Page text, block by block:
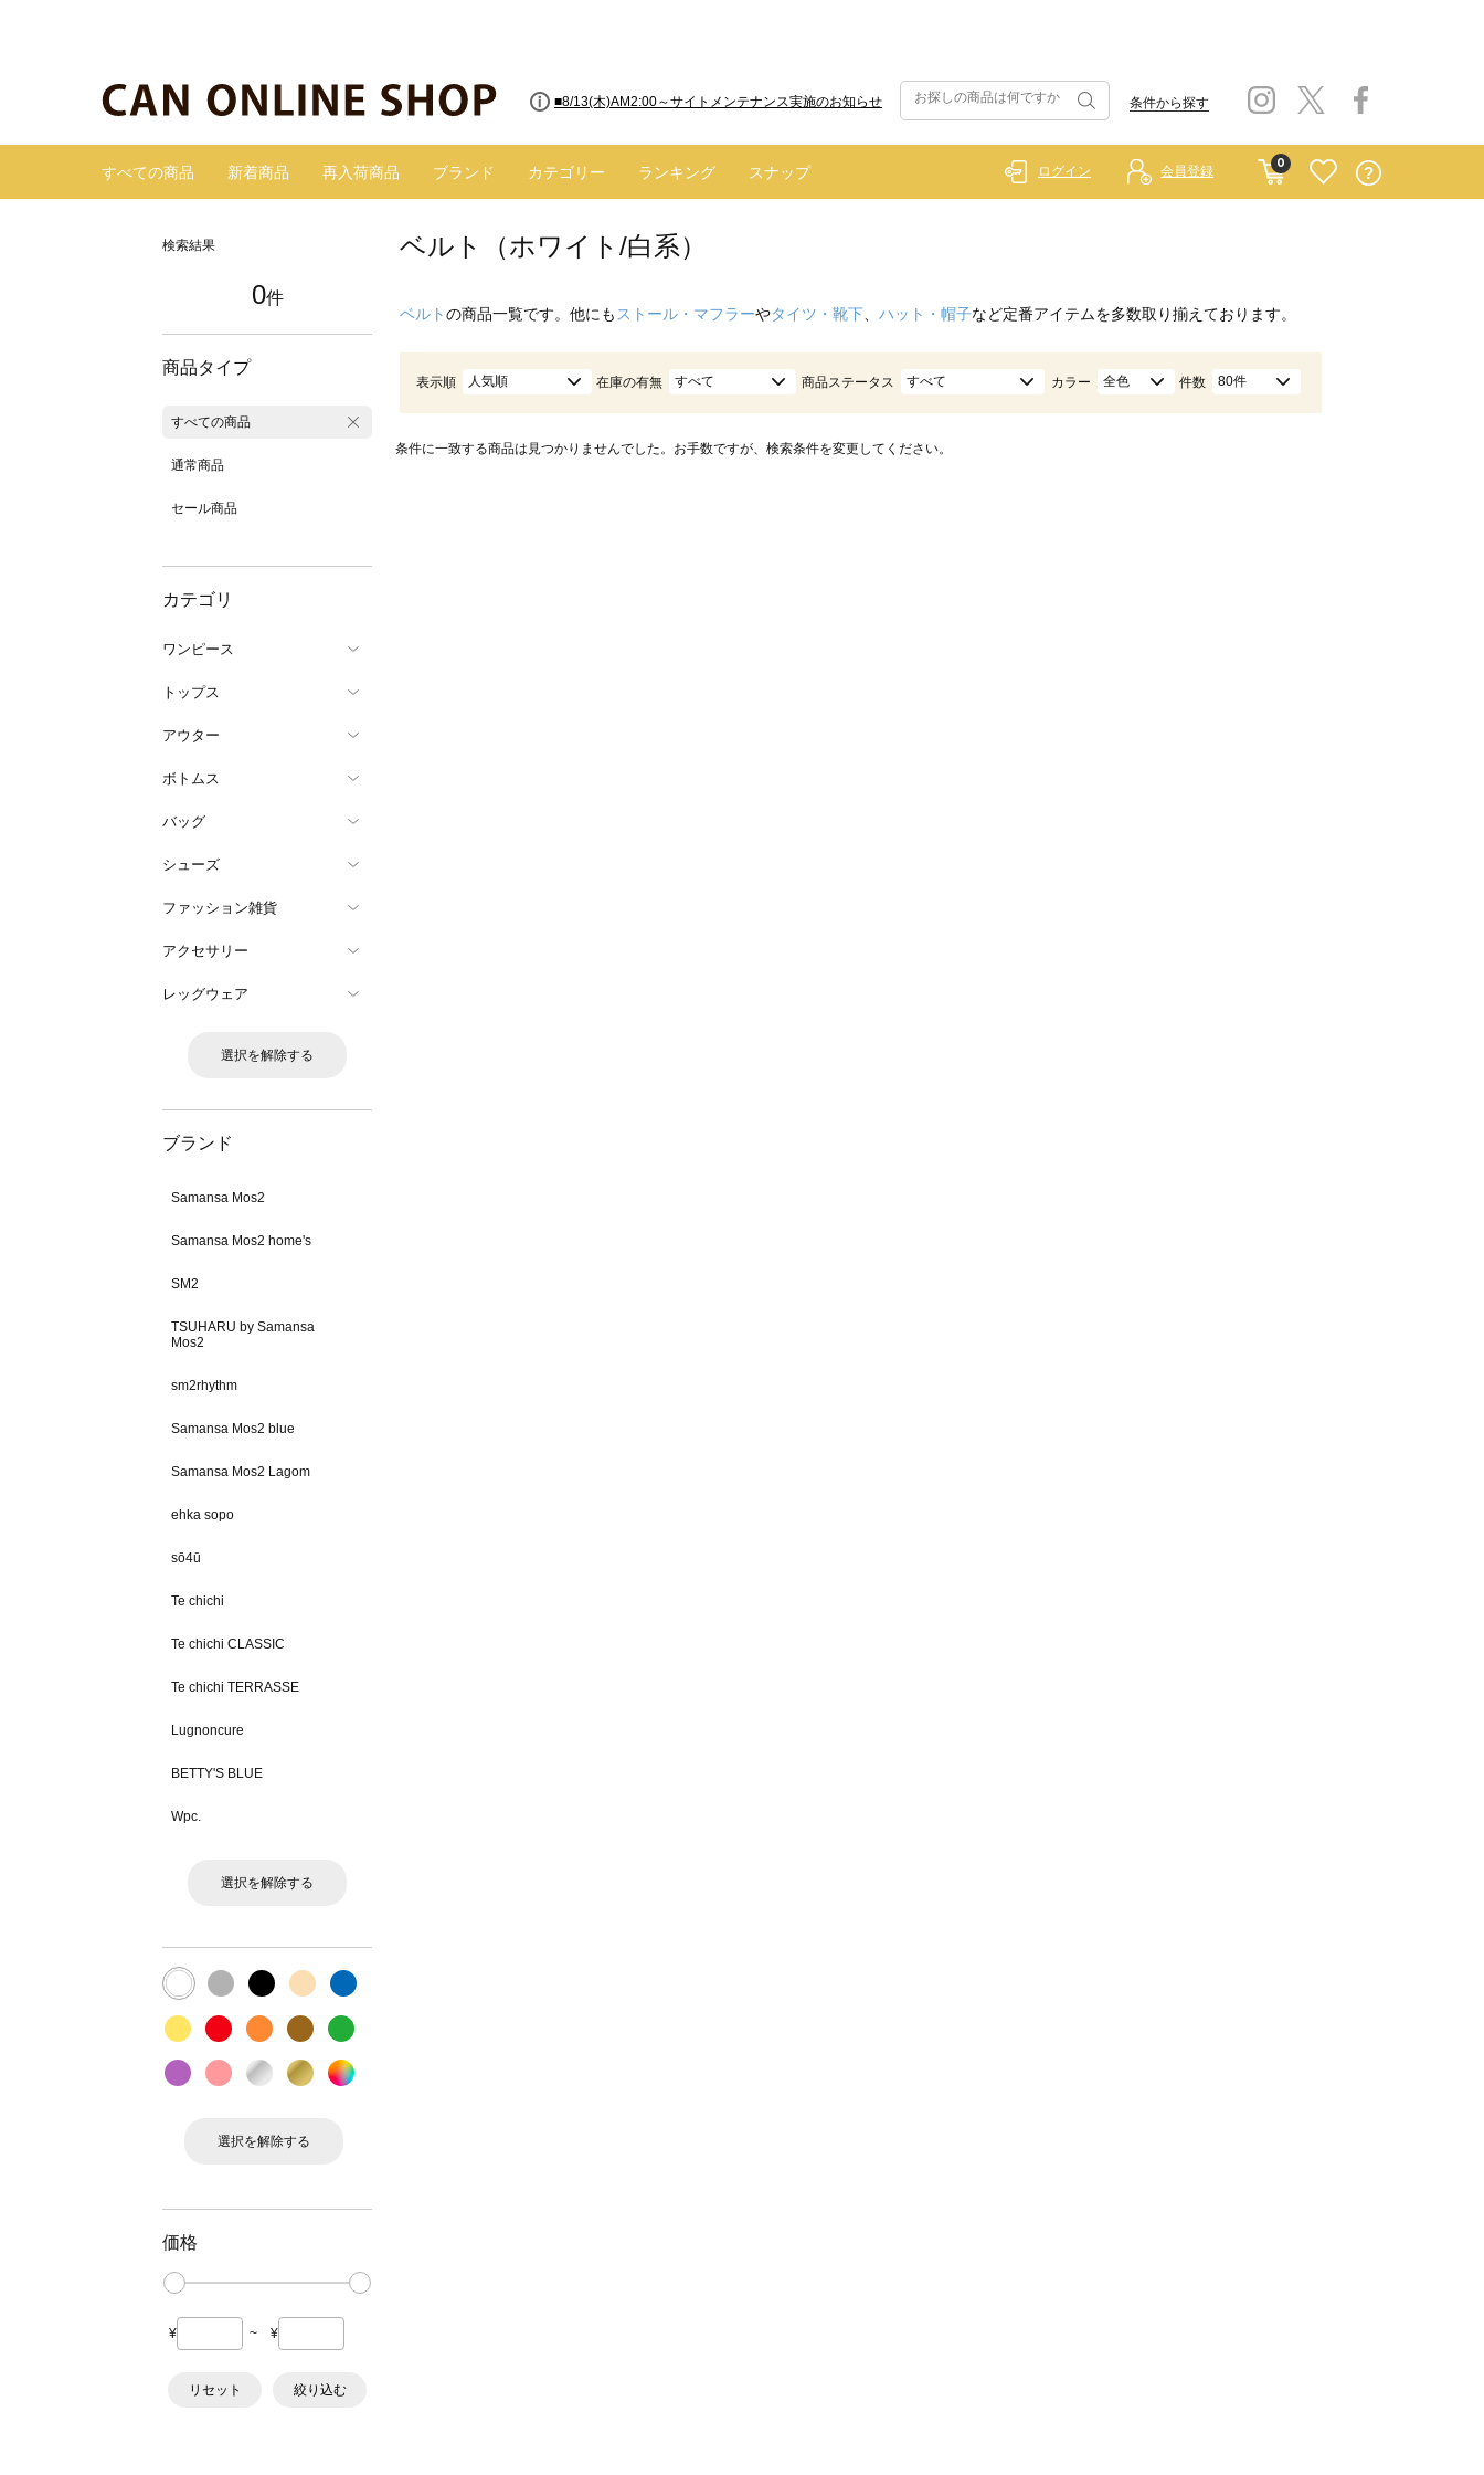
■8/13(木)AM2:00～サイトメンテナンス実施のお知らせ 条件から探す
すべての商品 新着商品 再入荷商品 ブランド カテゴリー ランキング スナップ
0
ログイン 会員登録
検索結果
0件
商品タイプ
すべての商品
通常商品
セール商品
カテゴリ
ワンピース
トップス
アウター
ボトムス
バッグ
シューズ
ファッション雑貨
アクセサリー
レッグウェア
選択を解除する
ブランド
Samansa Mos2
Samansa Mos2 home's
SM2
TSUHARU by Samansa
Mos2
sm2rhythm
Samansa Mos2 blue
Samansa Mos2 Lagom
ehka sopo
sō4ū
Te chichi
Te chichi CLASSIC
Te chichi TERRASSE
Lugnoncure
BETTY'S BLUE
Wpc.
選択を解除する
選択を解除する
価格
¥ ~ ¥
リセット 絞り込む
ベルト（ホワイト/白系）
ベルトの商品一覧です。他にも ストール・マフラーやタイツ・靴下 ハット・帽子など定番アイテムを多数取り揃えております。
表示順 人気順 在庫の有無 すべて 商品ステータス すべて カラー 全色 件数 80件
条件に一致する商品は見つかりませんでした。お手数ですが、検索条件を変更してください。